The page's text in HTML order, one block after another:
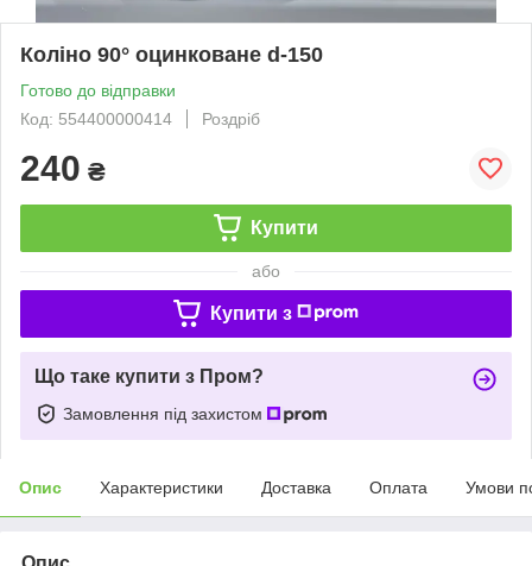
Коліно 90° оцинковане d-150
Готово до відправки
Код: 554400000414
Роздріб
240 ₴
Купити
або
Купити з
Що таке купити з Пром?
Замовлення під захистом
Опис Характеристики Доставка Оплата Умови